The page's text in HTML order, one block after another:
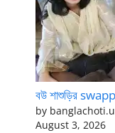
বউ শাশুড়ির
by
August 3, 2026